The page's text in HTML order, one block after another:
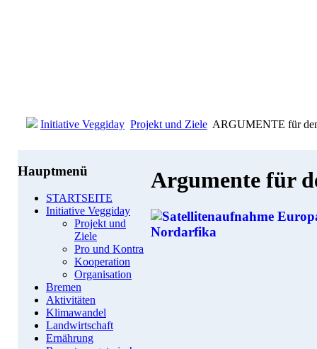
Initiative Veggiday Projekt und Ziele ARGUMENTE für
Hauptmenü
STARTSEITE
Initiative Veggiday
Projekt und
Ziele
Pro und Kontra
Kooperation
Organisation
Bremen
Aktivitäten
Klimawandel
Landwirtschaft
Ernährung
Argumente für